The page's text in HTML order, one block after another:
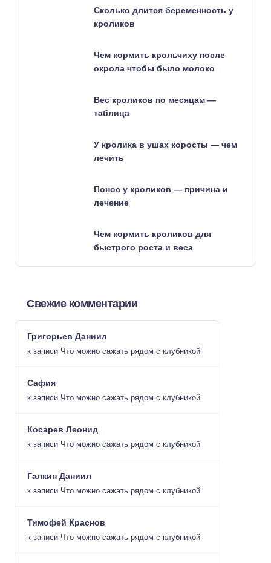
Сколько длится беременность у
кроликов
Чем кормить крольчиху после
окрола чтобы было молоко
Вес кроликов по месяцам —
таблица
У кролика в ушах коросты — чем
лечить
Понос у кроликов — причина и
лечение
Чем кормить кроликов для
быстрого роста и веса
Свежие комментарии
Григорьев Даниил
к записи Что можно сажать рядом с клубникой
Сафия
к записи Что можно сажать рядом с клубникой
Косарев Леонид
к записи Что можно сажать рядом с клубникой
Галкин Даниил
к записи Что можно сажать рядом с клубникой
Тимофей Краснов
к записи Что можно сажать рядом с клубникой